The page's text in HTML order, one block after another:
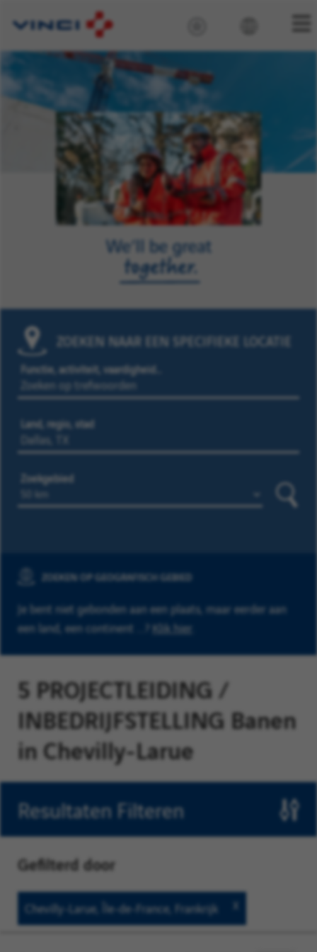
ZOEKEN NAAR EEN SPECIFIEKE LOCATIE
Functie, activiteit, vaardigheid…
Land, regio, stad
Zoekgebied
ZOEKEN OP GEOGRAFISCH GEBIED
Je bent niet gebonden aan een plaats, maar eerder aan
een land, een continent ...? Klik hier
5 PROJECTLEIDING /
INBEDRIJFSTELLING Banen
in Chevilly-Larue
Resultaten Filteren
Gefilterd door
Chevilly-Larue, Île-de-France, Frankrijk